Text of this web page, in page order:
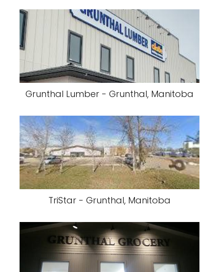
Grunthal Lumber - Grunthal, Manitoba
TriStar - Grunthal, Manitoba